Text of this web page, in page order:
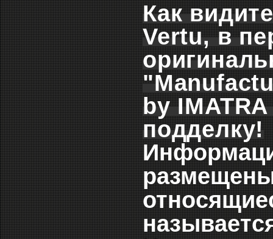
Как
Vertu, в
by
подделку!